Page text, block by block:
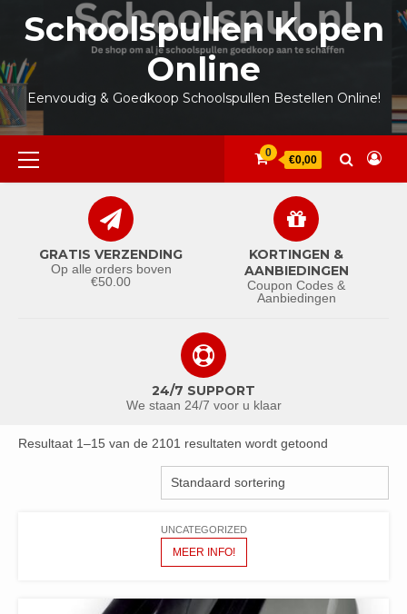
inhoud
Schoolspullen Kopen
Online
Eenvoudig & Goedkoop Schoolspullen Bestellen Online!
Primair
menu
0
€0,00
GRATIS VERZENDING
Op alle orders boven
€50.00
KORTINGEN &
AANBIEDINGEN
Coupon Codes &
Aanbiedingen
24/7 SUPPORT
We staan 24/7 voor u klaar
Resultaat 1–15 van de 2101 resultaten wordt getoond
UNCATEGORIZED
MEER INFO!